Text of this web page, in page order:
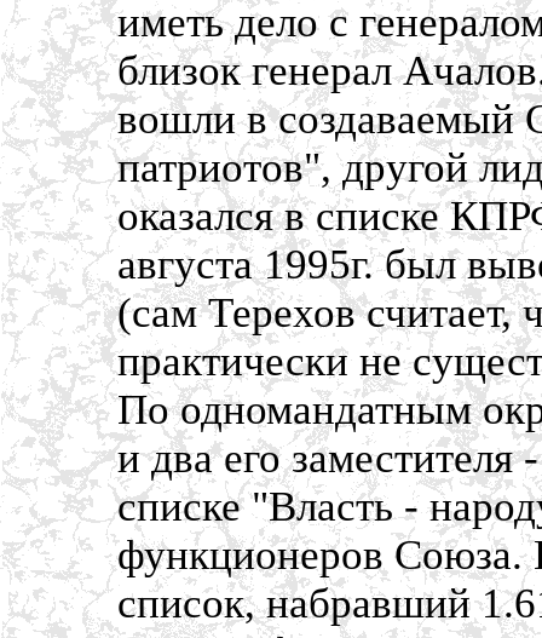
иметь дело с
близок генерал
вошли в создаваемый
патриотов", другой
оказался в списке
августа 1995г. был
(сам Терехов
практически не
По одномандатным
и два его
списке "Власть -
функционеров Союза.
список, набравший